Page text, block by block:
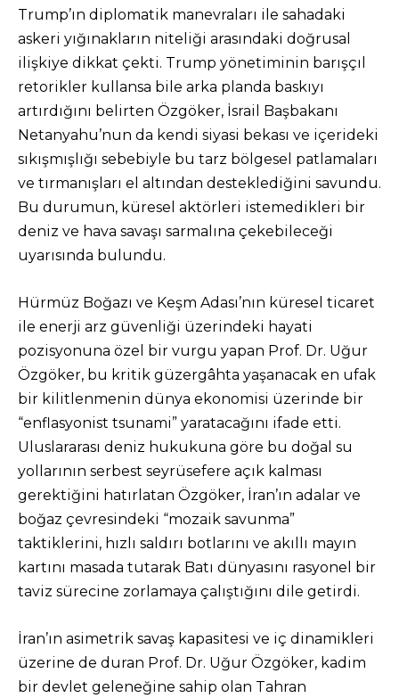
Trump’ın diplomatik manevraları ile sahadaki
askeri yığınakların niteliği arasındaki doğrusal
ilişkiye dikkat çekti. Trump yönetiminin barışçıl
retorikler kullansa bile arka planda baskıyı
artırdığını belirten Özgöker, İsrail Başbakanı
Netanyahu’nun da kendi siyasi bekası ve içerideki
sıkışmışlığı sebebiyle bu tarz bölgesel patlamaları
ve tırmanışları el altından desteklediğini savundu.
Bu durumun, küresel aktörleri istemedikleri bir
deniz ve hava savaşı sarmalına çekebileceği
uyarısında bulundu.
Hürmüz Boğazı ve Keşm Adası’nın küresel ticaret
ile enerji arz güvenliği üzerindeki hayati
pozisyonuna özel bir vurgu yapan Prof. Dr. Uğur
Özgöker, bu kritik güzergâhta yaşanacak en ufak
bir kilitlenmenin dünya ekonomisi üzerinde bir
“enflasyonist tsunami” yaratacağını ifade etti.
Uluslararası deniz hukukuna göre bu doğal su
yollarının serbest seyrüsefere açık kalması
gerektiğini hatırlatan Özgöker, İran’ın adalar ve
boğaz çevresindeki “mozaik savunma”
taktiklerini, hızlı saldırı botlarını ve akıllı mayın
kartını masada tutarak Batı dünyasını rasyonel bir
taviz sürecine zorlamaya çalıştığını dile getirdi.
İran’ın asimetrik savaş kapasitesi ve iç dinamikleri
üzerine de duran Prof. Dr. Uğur Özgöker, kadim
bir devlet geleneğine sahip olan Tahran